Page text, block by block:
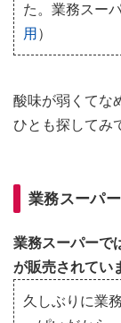
た。業務スー
用 ）
酸味が弱くてな
ひとも探してみ
業務スーパ
業務スーパーで
が販売されてい
久しぶりに業